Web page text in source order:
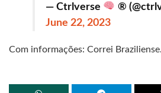
— Ctrlverse
®
June 22, 2023
Com informações: Correi Braziliense.